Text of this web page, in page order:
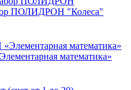
ПОЛИДРОН "Колеса"
математика»